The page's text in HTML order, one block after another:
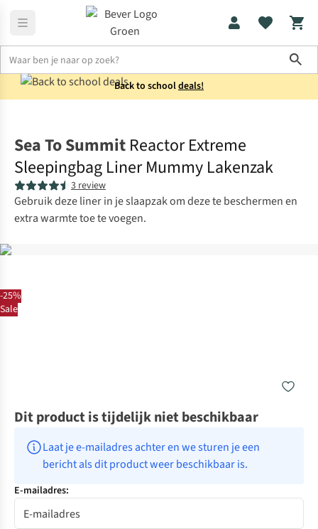
Back to schooldeals!
-25%
Sale
Sea To Summit Reactor Extreme
Sleepingbag Liner Mummy Lakenzak
3 review
Gebruik deze liner in je slaapzak om deze te beschermen en
extra warmte toe te voegen.
Dit product is tijdelijk niet beschikbaar
Laat je e-mailadres achter en we sturen je een
bericht als dit product weer beschikbaar is.
E-mailadres: